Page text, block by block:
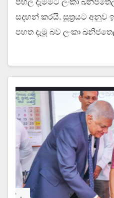
පහල දැමිමට ලංකා
සදහන් කරයි. සූත්‍රයට
පහත දැමූ බව ලංකා